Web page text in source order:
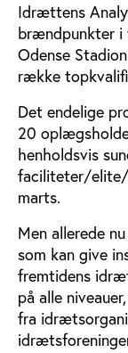
Idrættens
brændpunkter i
Odense
række
Det endelige
20
henholdsvis
faciliteter/elite/
marts.
Men allerede
som kan give
fremtidens
på alle
fra